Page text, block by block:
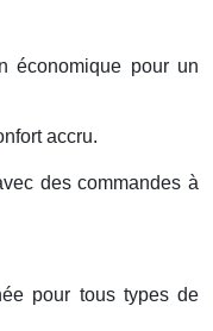
économique pour un
accru.
des commandes à
pour tous types de